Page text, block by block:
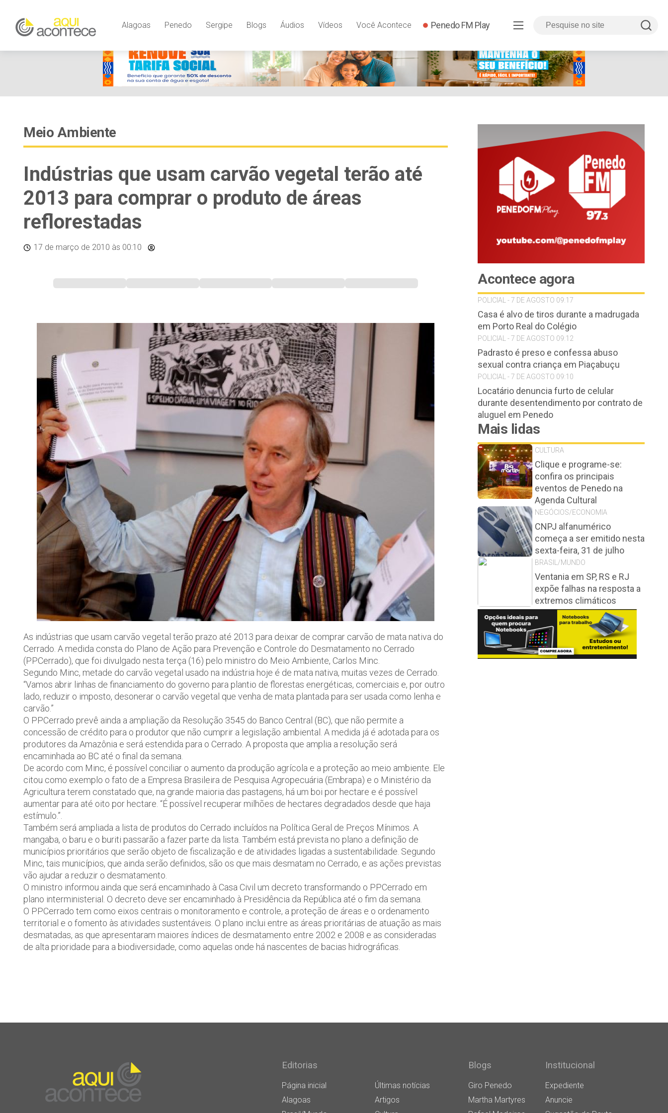
Alagoas Penedo Sergipe Blogs Áudios Vídeos Você Acontece Penedo FM Play
Meio Ambiente
Indústrias que usam carvão vegetal terão até
2013 para comprar o produto de áreas
reflorestadas
17 de março de 2010 às 00:10
As indústrias que usam carvão vegetal terão prazo até 2013 para deixar de comprar carvão de mata nativa do
Cerrado. A medida consta do Plano de Ação para Prevenção e Controle do Desmatamento no Cerrado
(PPCerrado), que foi divulgado nesta terça (16) pelo ministro do Meio Ambiente, Carlos Minc.
Segundo Minc, metade do carvão vegetal usado na indústria hoje é de mata nativa, muitas vezes de Cerrado.
“Vamos abrir linhas de financiamento do governo para plantio de florestas energéticas, comerciais e, por outro
lado, reduzir o imposto, desonerar o carvão vegetal que venha de mata plantada para ser usada como lenha e
carvão.”
O PPCerrado prevê ainda a ampliação da Resolução 3545 do Banco Central (BC), que não permite a
concessão de crédito para o produtor que não cumprir a legislação ambiental. A medida já é adotada para os
produtores da Amazônia e será estendida para o Cerrado. A proposta que amplia a resolução será
encaminhada ao BC até o final da semana.
De acordo com Minc, é possível conciliar o aumento da produção agrícola e a proteção ao meio ambiente. Ele
citou como exemplo o fato de a Empresa Brasileira de Pesquisa Agropecuária (Embrapa) e o Ministério da
Agricultura terem constatado que, na grande maioria das pastagens, há um boi por hectare e é possível
aumentar para até oito por hectare. “É possível recuperar milhões de hectares degradados desde que haja
estímulo.”.
Também será ampliada a lista de produtos do Cerrado incluídos na Política Geral de Preços Mínimos. A
mangaba, o baru e o buriti passarão a fazer parte da lista. Também está prevista no plano a definição de
municípios prioritários que serão objeto de fiscalização e de atividades ligadas a sustentabilidade. Segundo
Minc, tais municípios, que ainda serão definidos, são os que mais desmatam no Cerrado, e as ações previstas
vão ajudar a reduzir o desmatamento.
O ministro informou ainda que será encaminhado à Casa Civil um decreto transformando o PPCerrado em
plano interministerial. O decreto deve ser encaminhado à Presidência da República até o fim da semana.
O PPCerrado tem como eixos centrais o monitoramento e controle, a proteção de áreas e o ordenamento
territorial e o fomento às atividades sustentáveis. O plano inclui entre as áreas prioritárias de atuação as mais
desmatadas, as que apresentaram maiores índices de desmatamento entre 2002 e 2008 e as consideradas
de alta prioridade para a biodiversidade, como aquelas onde há nascentes de bacias hidrográficas.
Acontece agora
POLICIAL - 7 DE AGOSTO 09:17
Casa é alvo de tiros durante a madrugada
em Porto Real do Colégio
POLICIAL - 7 DE AGOSTO 09:12
Padrasto é preso e confessa abuso
sexual contra criança em Piaçabuçu
POLICIAL - 7 DE AGOSTO 09:10
Locatário denuncia furto de celular
durante desentendimento por contrato de
aluguel em Penedo
Mais lidas
CULTURA
Clique e programe-se:
confira os principais
eventos de Penedo na
Agenda Cultural
NEGÓCIOS/ECONOMIA
CNPJ alfanumérico
começa a ser emitido nesta
sexta-feira, 31 de julho
BRASIL/MUNDO
Ventania em SP, RS e RJ
expõe falhas na resposta a
extremos climáticos
Editorias
Página inicial
Últimas notícias
Alagoas
Artigos
Blogs
Giro Penedo
Martha Martyres
Institucional
Expediente
Anuncie